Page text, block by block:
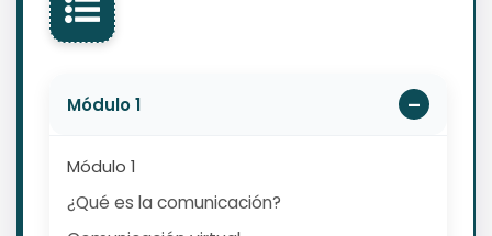
Módulo 1
Módulo 1
¿Qué es la comunicación?